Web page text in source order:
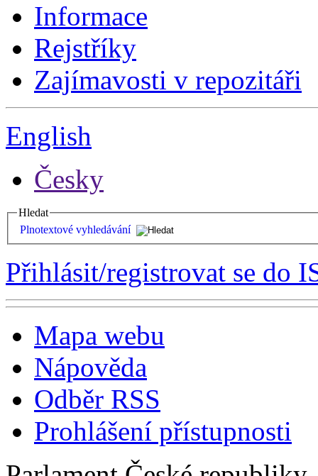
Informace
Rejstříky
Zajímavosti v repozitáři
English
Česky
Hledat
Plnotextové vyhledávání
Přihlásit/registrovat se do
Mapa webu
Nápověda
Odběr RSS
Prohlášení přístupnosti